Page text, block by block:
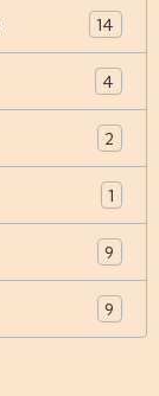
14
4
2
1
9
9